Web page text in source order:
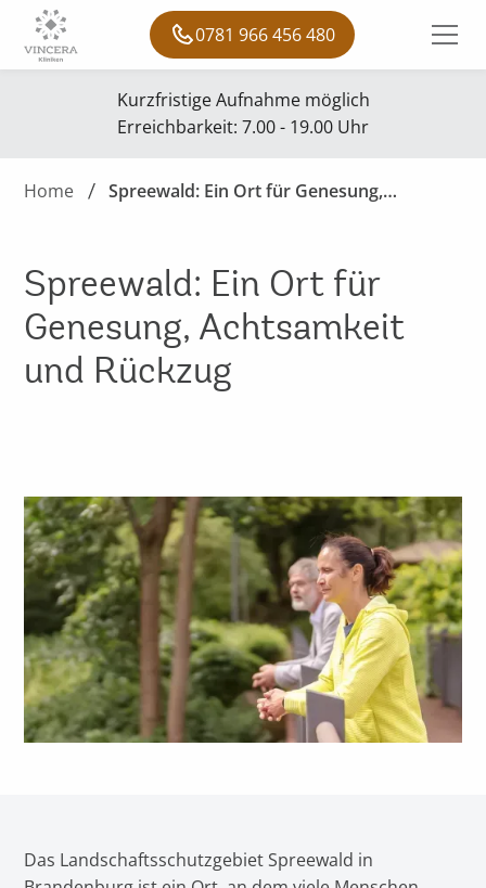
0781 966 456 480
Kurzfristige Aufnahme möglich
Erreichbarkeit: 7.00 - 19.00 Uhr
Home
Spreewald: Ein Ort für Genesung,
Spreewald: Ein Ort für
Genesung, Achtsamkeit
und Rückzug
Das Landschaftsschutzgebiet Spreewald in